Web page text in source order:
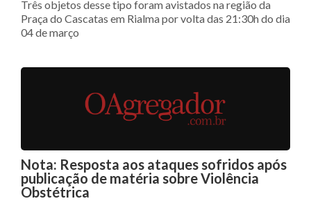
Três objetos desse tipo foram avistados na região da
Praça do Cascatas em Rialma por volta das 21:30h do dia
04 de março
Nota: Resposta aos ataques sofridos após
publicação de matéria sobre Violência
Obstétrica